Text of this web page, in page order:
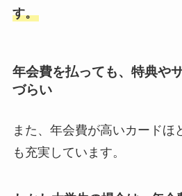
す。
年会費を払っても、特典や
づらい
また、年会費が高いカードほ
も充実しています。